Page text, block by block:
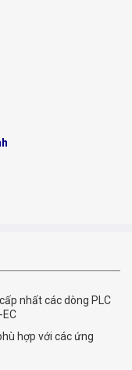
nhất các dòng PLC
hợp với các ứng